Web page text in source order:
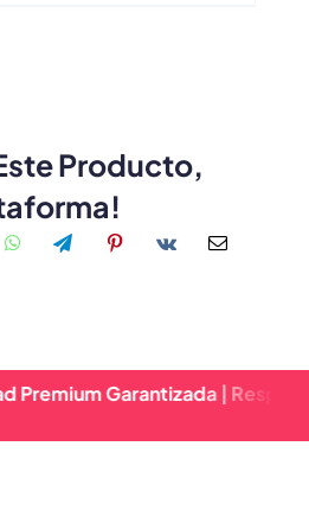
Producto,
Garantizada | Respuesta